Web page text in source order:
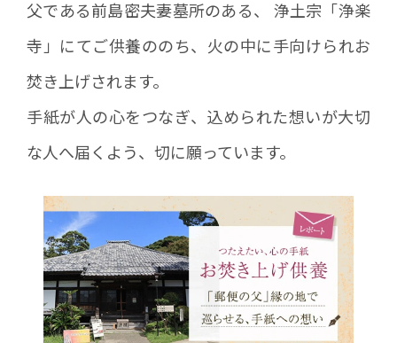
父である前島密夫妻墓所のある、 浄土宗「浄楽
寺」にてご供養ののち、火の中に手向けられお
焚き上げされます。
手紙が人の心をつなぎ、込められた想いが大切
な人へ届くよう、切に願っています。